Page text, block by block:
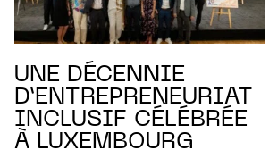
UNE DÉCENNIE
D’ENTREPRENEURIAT
INCLUSIF CÉLÉBRÉE
À LUXEMBOURG